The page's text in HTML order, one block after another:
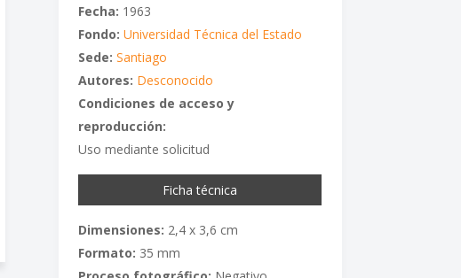
Fecha: 1963
Fondo: Universidad Técnica del Estado
Sede: Santiago
Autores: Desconocido
Condiciones de acceso y
reproducción:
Uso mediante solicitud
Ficha técnica
Dimensiones: 2,4 x 3,6 cm
Formato: 35 mm